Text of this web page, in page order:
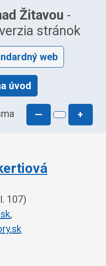
Žitavou -
stránok
web
úvod
— +
107)
,